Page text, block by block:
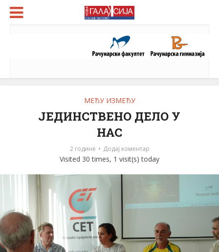
МЕЂУ ИЗМЕЂУ
ЈЕДИНСТВЕНО ДЕЛО У
НАС
2 године Додај коментар
Visited 30 times, 1 visit(s) today